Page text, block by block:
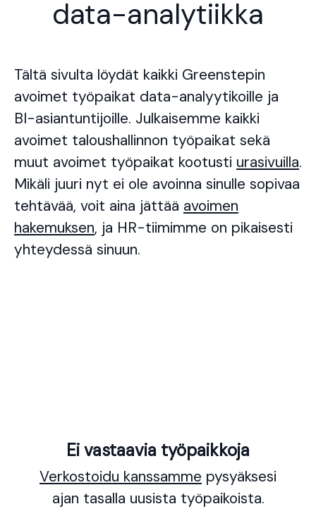
data-analytiikka
Tältä sivulta löydät kaikki Greenstepin
avoimet työpaikat data-analyytikoille ja
BI-asiantuntijoille. Julkaisemme kaikki
avoimet taloushallinnon työpaikat sekä
muut avoimet työpaikat kootusti urasivuilla.
Mikäli juuri nyt ei ole avoinna sinulle sopivaa
tehtävää, voit aina jättää avoimen
hakemuksen, ja HR-tiimimme on pikaisesti
yhteydessä sinuun.
Ei vastaavia työpaikkoja
Verkostoidu kanssamme pysyäksesi
ajan tasalla uusista työpaikoista.